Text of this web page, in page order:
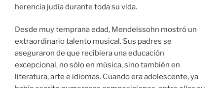
herencia judía durante toda su vida.
Desde muy temprana edad, Mendelssohn mostró un
extraordinario talento musical. Sus padres se
aseguraron de que recibiera una educación
excepcional, no sólo en música, sino también en
literatura, arte e idiomas. Cuando era adolescente, ya